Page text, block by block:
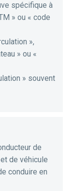
spécifique à
» ou « code
»,
» ou «
» souvent
de
de véhicule
conduire en